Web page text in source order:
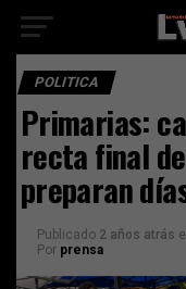
POLITICA
Primarias:
recta final
preparan
Publicado 2 años atrás
Por prensa